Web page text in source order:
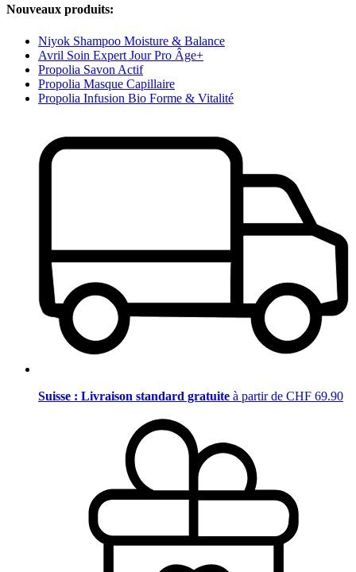
Nouveaux produits:
Niyok Shampoo Moisture & Balance
Avril Soin Expert Jour Pro Âge+
Propolia Savon Actif
Propolia Masque Capillaire
Propolia Infusion Bio Forme & Vitalité
Suisse : Livraison standard gratuite à partir de CHF 69.90